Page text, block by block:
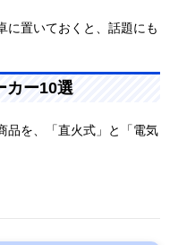
に置いておくと、話題にも
カー10選
品を、「直火式」と「電気